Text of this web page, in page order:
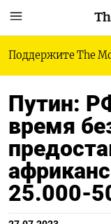
Поддержите The
Путин:
время
25.000-